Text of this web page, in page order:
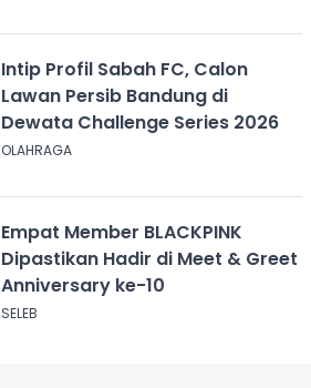
Intip Profil Sabah FC, Calon
Lawan Persib Bandung di
Dewata Challenge Series 2026
OLAHRAGA
Empat Member BLACKPINK
Dipastikan Hadir di Meet & Greet
Anniversary ke-10
SELEB